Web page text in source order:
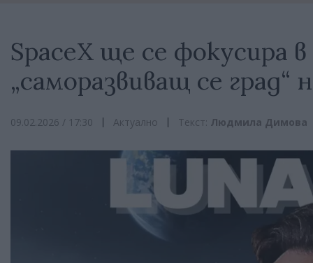
SpaceX ще се фокусира
„саморазвиващ се град“
09.02.2026 / 17:30 Актуално Текст: Людмила Димова